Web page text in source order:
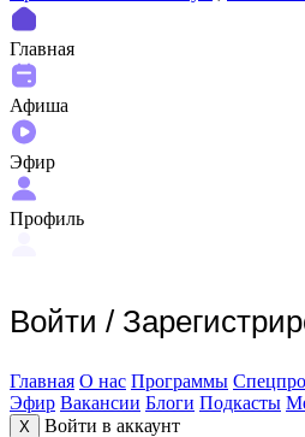
Главная
Афиша
Эфир
Профиль
Войти /
Главная О нас Программы
Эфир Вакансии Блоги Подкасты
X
Войти в аккаунт